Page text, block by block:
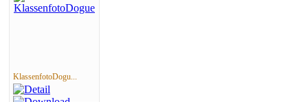
KlassenfotoDogu...